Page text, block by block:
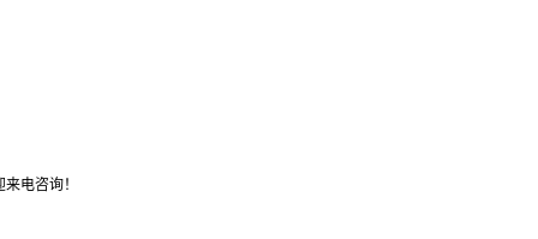
电咨询！